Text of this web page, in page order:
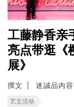
工藤静香亲
亮点带逛《
展》
撰文 迷誠品內
艺文活动